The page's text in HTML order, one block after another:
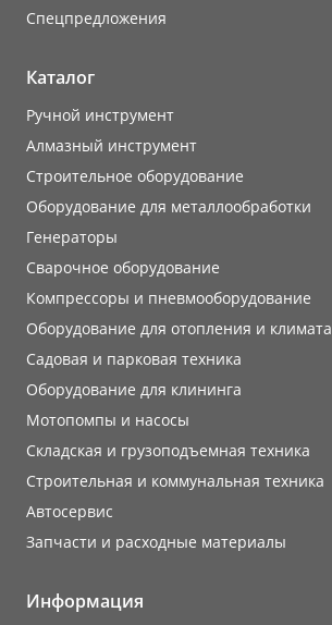
Cпецпредложения
Каталог
Ручной инструмент
Алмазный инструмент
Строительное оборудование
Оборудование для металлообработки
Генераторы
Сварочное оборудование
Компрессоры и пневмооборудование
Оборудование для отопления и климата
Садовая и парковая техника
Оборудование для клининга
Мотопомпы и насосы
Складская и грузоподъемная техника
Строительная и коммунальная техника
Автосервис
Запчасти и расходные материалы
Информация